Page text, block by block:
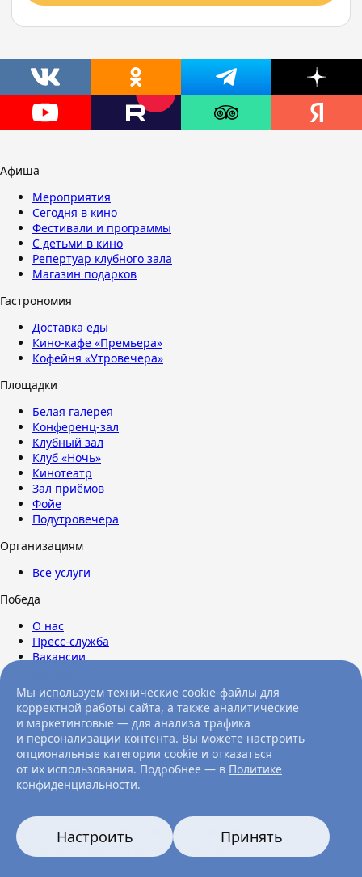
Мы используем технические cookie-файлы для
корректной работы сайта, а также аналитические
и маркетинговые — для анализа трафика
и персонализации контента. Вы можете настроить
опциональные категории cookie и отказаться
от их использования. Подробнее — в Политике
конфиденциальности.
Настроить Принять
Афиша
Мероприятия
Сегодня в кино
Фестивали и программы
С детьми в кино
Репертуар клубного зала
Магазин подарков
Гастрономия
Доставка еды
Кино-кафе «Премьера»
Кофейня «Утровечера»
Площадки
Белая галерея
Конференц-зал
Клубный зал
Клуб «Ночь»
Кинотеатр
Зал приёмов
Фойе
Подутровечера
Организациям
Все услуги
Победа
О нас
Пресс-служба
Вакансии
Личный кабинет
Символ культурной жизни и лучшее место досуга в самом сердце
Новосибирска.Контакты и время работы
Cookie-файлы
Помощь и обратная связь
Пользовательское
соглашение
Политика конфиденциальности